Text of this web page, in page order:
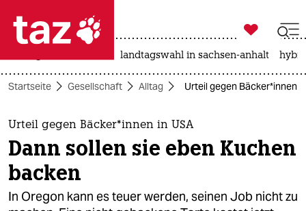
 taz zahl ich
taz zahl ich
themen
politik
öko

taz zahl ich
landtagswahl in sachsen-anhalt
Startseite Gesellschaft Alltag Urteil gegen Bäcker*innen
Urteil gegen Bäcker*innen in USA
Dann sollen sie eben Kuchen
backen
In Oregon kann es teuer werden, seinen Job nicht zu